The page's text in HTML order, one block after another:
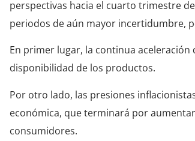
perspectivas hacia el cuarto trimestre
periodos de aún mayor incertidumbre,
En primer lugar, la continua
disponibilidad de los productos.
Por otro lado, las presiones
económica, que terminará por
consumidores.